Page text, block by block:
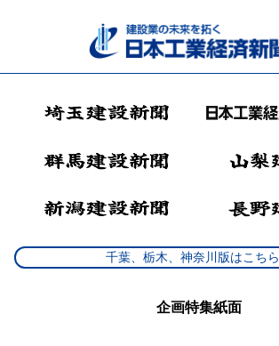
千葉、栃木、神奈川版はこちら
企画特集紙面